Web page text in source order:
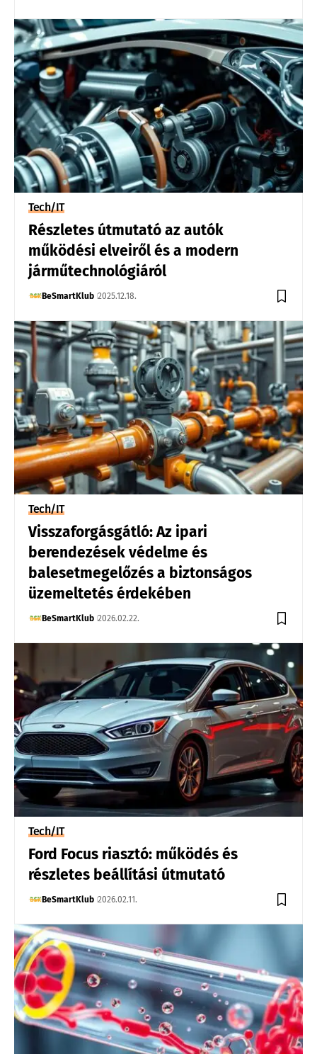
Tech/IT
Részletes útmutató az autók
működési elveiről és a modern
járműtechnológiáról
BeSmartKlub 2025.12.18.
Tech/IT
Visszaforgásgátló: Az ipari
berendezések védelme és
balesetmegelőzés a biztonságos
üzemeltetés érdekében
BeSmartKlub 2026.02.22.
Tech/IT
Ford Focus riasztó: működés és
részletes beállítási útmutató
BeSmartKlub 2026.02.11.